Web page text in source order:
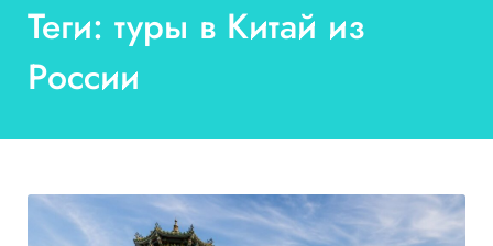
Теги: туры в Китай из
России